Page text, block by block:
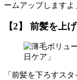
ームアップしますよ
【2】 前髪を上
「前髪を下ろすス